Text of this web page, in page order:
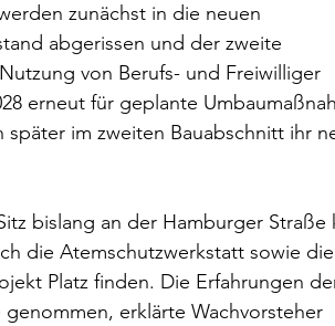
zunächst in die neuen
abgerissen und der zweite
von Berufs- und Freiwilliger
erneut für geplante
im zweiten Bauabschnitt ihr
bislang an der Hamburger Straße
die Atemschutzwerkstatt sowie die
Platz finden. Die Erfahrungen
erklärte Wachvorsteher